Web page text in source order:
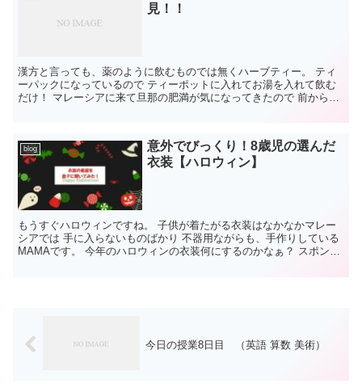
見！！
漢方と言っても、薬のように飲むものでは無くハーブティー。 ティ
ーパックになっているので ティーポットに入れてお湯を入れて飲む
だけ！ マレーシアに来て旦那の肥満が気になってきたので 前から気
blog
意外でびっくり！8歳児の選んだ
衣装【ハロウィン】
もうすぐハロウィンですね。 子供が着たがる衣装はなかなかマレー
シアでは 手に入らないものばかり 不器用ながらも、手作りしている
MAMAです。 今年のハロウィンの衣装何にするのかなぁ？ スポンサ
今日の授業8日目 （英語 算数 美術）